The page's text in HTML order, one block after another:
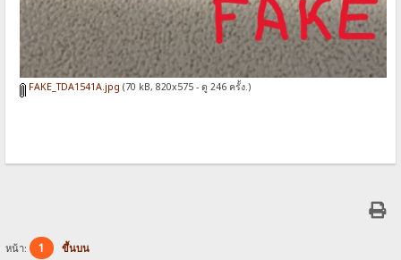
FAKE_TDA1541A.jpg (70 kB, 820x575 - ดู 246 ครั้ง.)
หน้า: 1 ขึ้นบน